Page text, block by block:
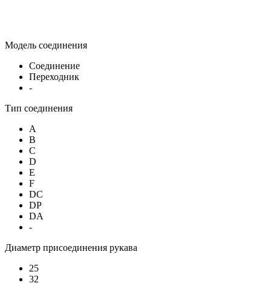
Модель соединения
Соединение
Переходник
-
Тип соединения
A
B
C
D
E
F
DC
DP
DA
-
Диаметр присоединения рукава
25
32